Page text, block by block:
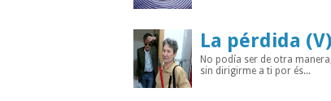
La pérdida (V)
No podía ser de otra
sin dirigirme a ti por és...